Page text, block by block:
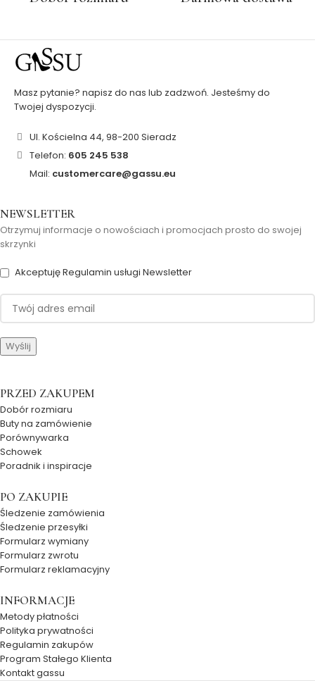
Masz pytanie? napisz do nas lub zadzwoń. Jesteśmy do
Twojej dyspozycji.
Ul. Kościelna 44, 98-200 Sieradz
Telefon: 605 245 538
Mail: customercare@gassu.eu
NEWSLETTER
Otrzymuj informacje o nowościach i promocjach prosto do swojej
skrzynki
Akceptuję Regulamin usługi Newsletter
PRZED ZAKUPEM
Dobór rozmiaru
Buty na zamówienie
Porównywarka
Schowek
Poradnik i inspiracje
PO ZAKUPIE
Śledzenie zamówienia
Śledzenie przesyłki
Formularz wymiany
Formularz zwrotu
Formularz reklamacyjny
INFORMACJE
Metody płatności
Polityka prywatności
Regulamin zakupów
Program Stałego Klienta
Kontakt gassu